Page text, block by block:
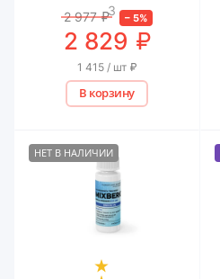
3
2 977 ₽ –5%
2 829 ₽
1 415 / шт ₽
В корзину
НЕТ В НАЛИЧИИ